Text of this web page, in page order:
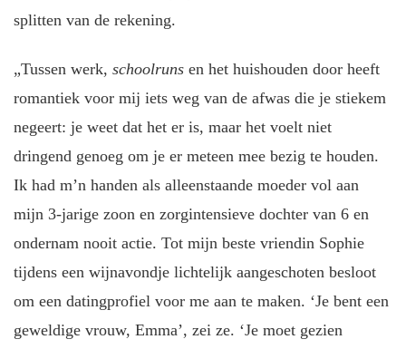
splitten van de rekening.
„Tussen werk, schoolrunsen het huishouden door heeft
romantiek voor mij iets weg van de afwas die je stiekem
negeert: je weet dat het er is, maar het voelt niet
dringend genoeg om je er meteen mee bezig te houden.
Ik had m’n handen als alleenstaande moeder vol aan
mijn 3-jarige zoon en zorgintensieve dochter van 6 en
ondernam nooit actie. Tot mijn beste vriendin Sophie
tijdens een wijnavondje lichtelijk aangeschoten besloot
om een datingprofiel voor me aan te maken. ‘Je bent een
geweldige vrouw, Emma’, zei ze. ‘Je moet gezien